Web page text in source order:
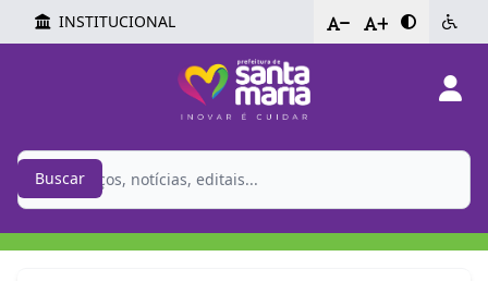
INSTITUCIONAL - +
Buscar